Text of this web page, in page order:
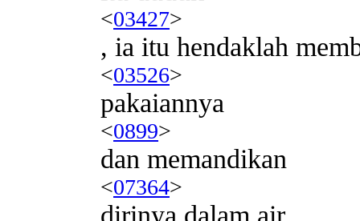
<03427>
, ia itu hendaklah
<03526>
pakaiannya
<0899>
dan memandikan
<07364>
dirinya dalam air